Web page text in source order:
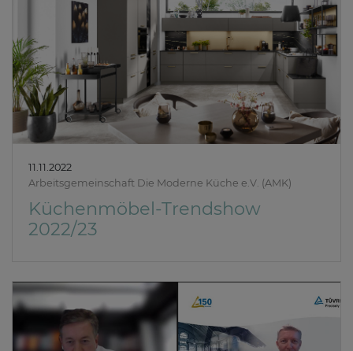
11.11.2022
Arbeitsgemeinschaft Die Moderne Küche e.V. (AMK)
Küchenmöbel-Trendshow
2022/23